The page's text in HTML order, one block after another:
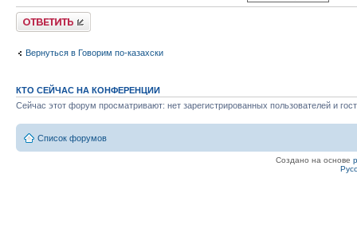
Ответить
Вернуться в Говорим по-казахски
КТО СЕЙЧАС НА КОНФЕРЕНЦИИ
Сейчас этот форум просматривают: нет зарегистрированных пользователей и
Список форумов
Создано на основе